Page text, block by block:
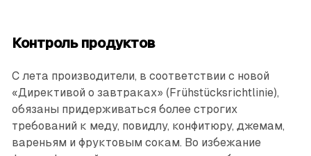
Контроль продуктов
С лета производители, в соответствии с новой
«Директивой о завтраках» (Frühstücksrichtlinie),
обязаны придерживаться более строгих
требований к меду, повидлу, конфитюру, джемам,
вареньям и фруктовым сокам. Во избежание